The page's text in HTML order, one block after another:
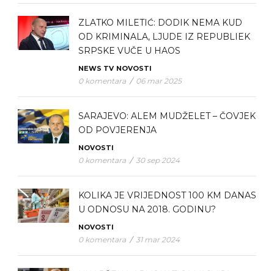
ZLATKO MILETIĆ: DODIK NEMA KUD
OD KRIMINALA, LJUDE IZ REPUBLIEK
SRPSKE VUČE U HAOS
NEWS TV NOVOSTI
0 komentara / 06 mar 2025
SARAJEVO: ALEM MUDŽELET – ČOVJEK
OD POVJERENJA
NOVOSTI
0 komentara / 30 sep 2024
KOLIKA JE VRIJEDNOST 100 KM DANAS
U ODNOSU NA 2018. GODINU?
NOVOSTI
0 komentara / 31 mar 2024